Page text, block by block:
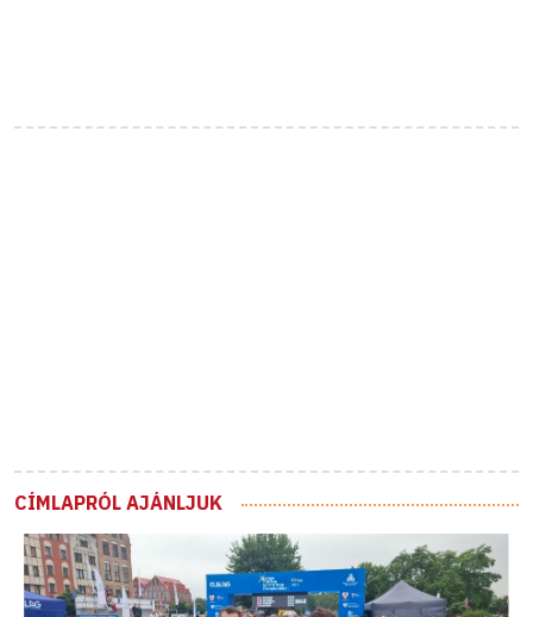
CÍMLAPRÓL AJÁNLJUK